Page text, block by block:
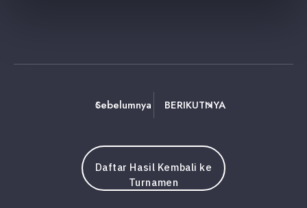
Sebelumnya BERIKUTNYA
Daftar Hasil Kembali ke
Turnamen